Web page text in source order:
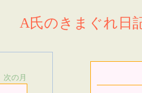
A氏のきまぐれ日
次の月